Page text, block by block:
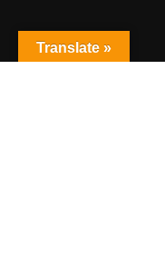
Translate »